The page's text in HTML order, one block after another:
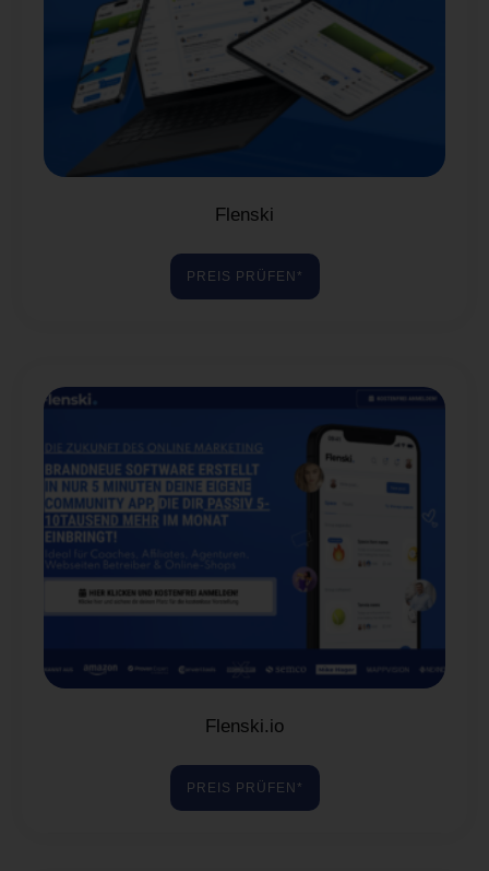
Flenski
PREIS PRÜFEN*
Flenski.io
PREIS PRÜFEN*